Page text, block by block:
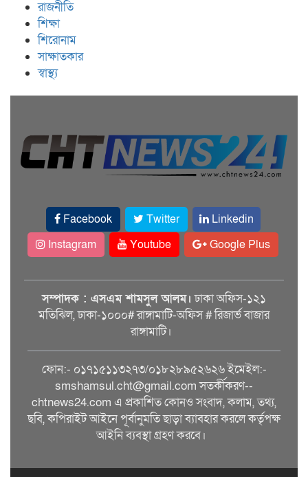
রাজনীতি
শিক্ষা
শিরোনাম
সাক্ষাতকার
স্বাস্থ্য
Facebook Twitter
Linkedin
Instagram
Youtube Google Plus
সম্পাদক : এসএম শামসুল আলম। ঢাকা অফিস-১২১
মতিঝিল, ঢাকা-১০০০# রাঙ্গামাটি-অফিস # রিজার্ভ বাজার
রাঙ্গামাটি।
ফোন:- ০১৭১৫১১৩২৭৩/০১৮২৮৯৫২৬২৬ ইমেইল:-
smshamsul.cht@gmail.com সতর্কীকরণ--
chtnews24.com এ প্রকাশিত কোনও সংবাদ, কলাম, তথ্য,
ছবি, কপিরাইট আইনে পূর্বানুমতি ছাড়া ব্যাবহার করলে কর্তৃপক্ষ
আইনি ব্যবস্থা গ্রহণ করবে।